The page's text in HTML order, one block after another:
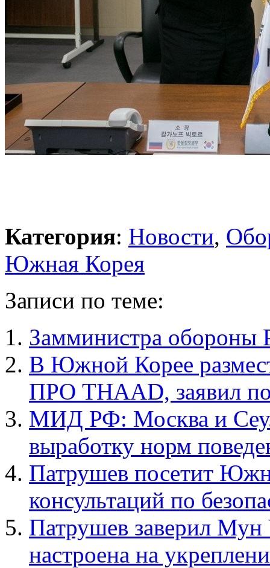
Категория: Новости,
Южная Корея
Записи по теме:
Замминистра обороны
В Южной Корее
ПРО THAAD, заявил
МИД РФ: Москва и
выработку норм
Патрушев посетит
консультаций по
Патрушев заверил
настроена на